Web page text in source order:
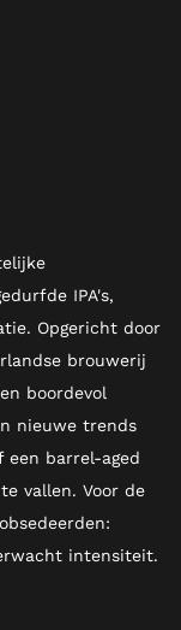
IPA's,
Opgericht door
brouwerij
boordevol
nieuwe trends
barrel-aged
vallen. Voor de
intensiteit.